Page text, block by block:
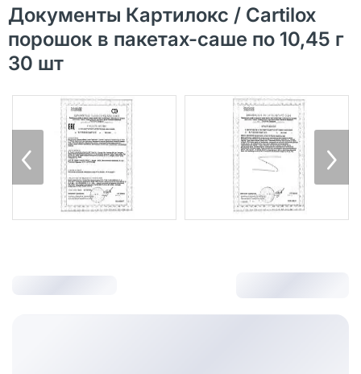
Документы Картилокс / Cartilox
порошок в пакетах-саше по 10,45 г
30 шт